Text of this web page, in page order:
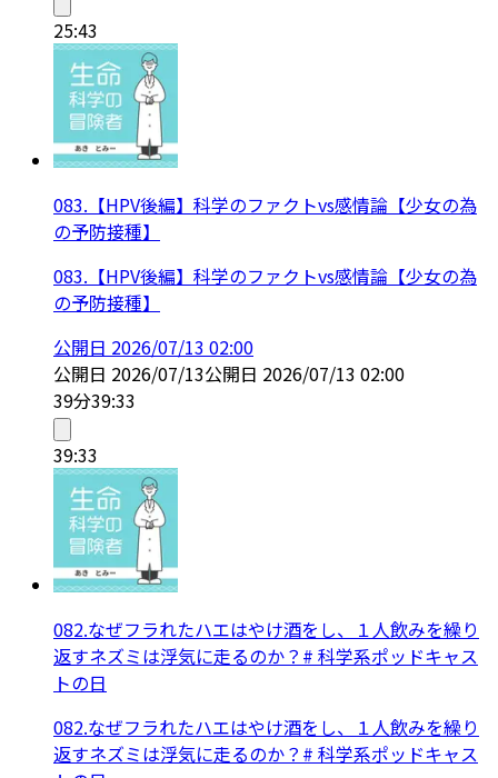
25:43
083.【HPV後編】科学のファクトvs感情論【少女の為
の予防接種】
083.【HPV後編】科学のファクトvs感情論【少女の為
の予防接種】
公開日 2026/07/13 02:00
公開日 2026/07/13公開日 2026/07/13 02:00
39分39:33
39:33
082.なぜフラれたハエはやけ酒をし、１人飲みを繰り
返すネズミは浮気に走るのか？# 科学系ポッドキャス
トの日
082.なぜフラれたハエはやけ酒をし、１人飲みを繰り
返すネズミは浮気に走るのか？# 科学系ポッドキャス